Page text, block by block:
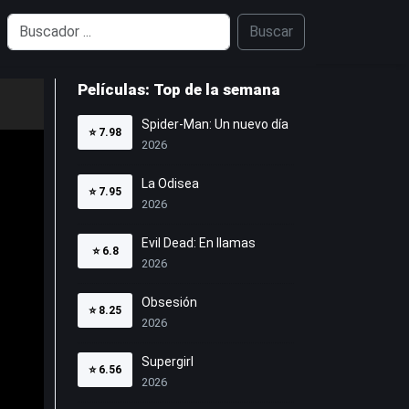
Buscar
Películas: Top de la semana
⭐ 7.98
Spider-Man: Un nuevo día
2026
⭐ 7.95
La Odisea
2026
⭐ 6.8
Evil Dead: En llamas
2026
⭐ 8.25
Obsesión
2026
⭐ 6.56
Supergirl
2026